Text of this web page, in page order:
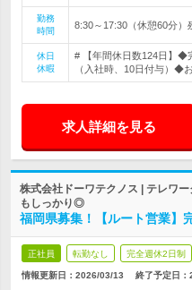
勤務
時間
8:30～17:30（休憩60分）
休日
休暇
# 【年間休日数124日】◆
（入社時、10日付与）◆
求人詳細を見る
株式会社ドーワテクノス | テレワ
もしっかり◎
福岡県募集！【ルート営業】
正社員 転勤なし 完全週休2日制
情報更新日：2026/03/13 終了予定日：